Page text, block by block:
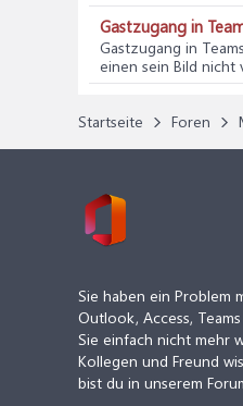
Gastzugang in
Gastzugang in
einen sein Bild nicht
Startseite Foren
Sie haben ein Problem
Outlook, Access,
Sie einfach nicht mehr
Kollegen und Freund
bist du in unserem